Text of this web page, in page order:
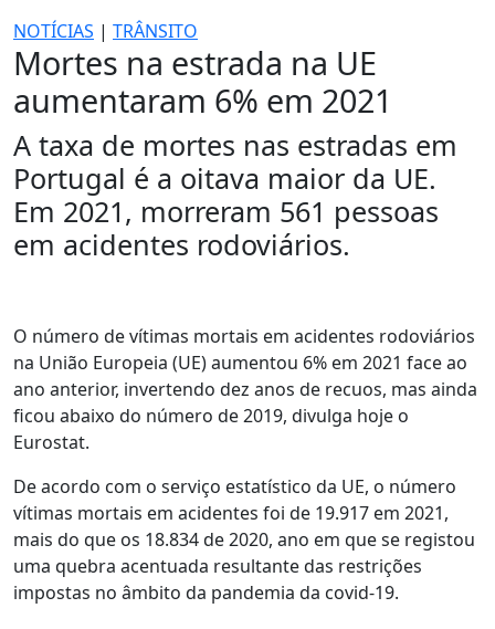
NOTÍCIAS | TRÂNSITO
Mortes na estrada na UE
aumentaram 6% em 2021
A taxa de mortes nas estradas em
Portugal é a oitava maior da UE.
Em 2021, morreram 561 pessoas
em acidentes rodoviários.
O número de vítimas mortais em acidentes rodoviários
na União Europeia (UE) aumentou 6% em 2021 face ao
ano anterior, invertendo dez anos de recuos, mas ainda
ficou abaixo do número de 2019, divulga hoje o
Eurostat.
De acordo com o serviço estatístico da UE, o número
vítimas mortais em acidentes foi de 19.917 em 2021,
mais do que os 18.834 de 2020, ano em que se registou
uma quebra acentuada resultante das restrições
impostas no âmbito da pandemia da covid-19.